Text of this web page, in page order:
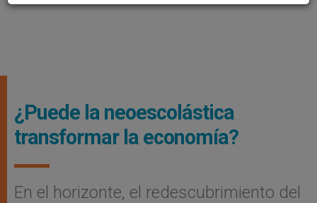
¿Puede la neoescolástica
transformar la economía?
En el horizonte, el redescubrimiento del